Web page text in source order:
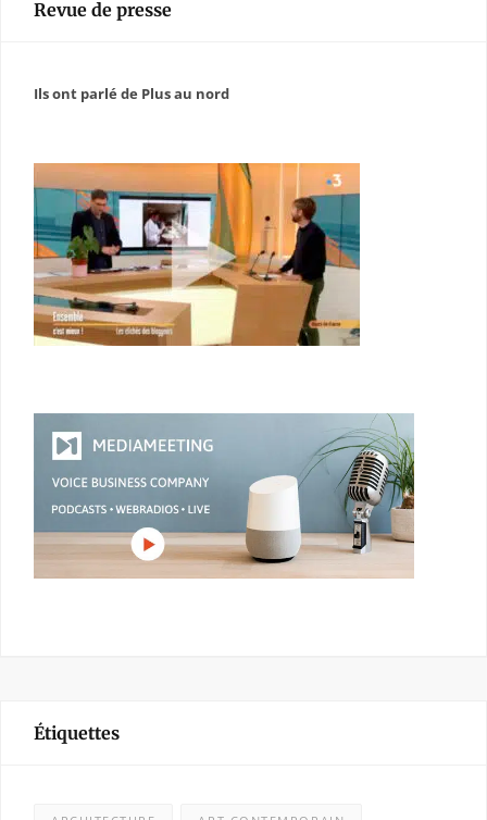
Revue de presse
Ils ont parlé de Plus au nord
Étiquettes